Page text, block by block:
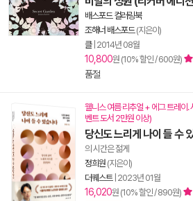
배스포드 컬러링북
조해너 배스포드(지은이)
클| 2014년 08월
10,800원 (10% 할인 / 600원)
품절
웰니스 여름 리추얼 + 에그 트레이.
벤트 도서 2만원 이상)
당신도 느리게 나이 들 수
의 시간은 젊게
정희원 (지은이)
더퀘스트| 2023년 01월
16,020원 (10% 할인 / 890원)